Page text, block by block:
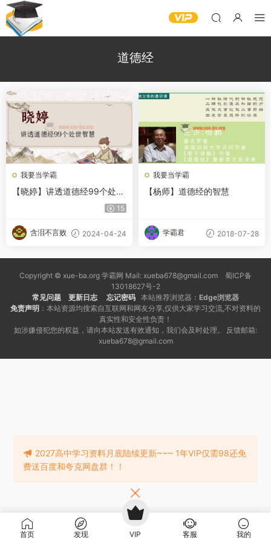
道德经
我要当学霸
【晓婷】讲透道德经99个处世
15
含泪不言败 2024-04-24
我要当学霸
【杨师】道德经的智慧
学霸君 2018-07-28
Copyright © xue-ba.org 学霸网 Mail: xueba678@gmail.com 蜀ICP备
13018627号-2
常见问题
更新日志 忘记密码 本站推荐浏览器： Edge浏览器
免责声明 ：本站资源均搜索自互联网和网友分享,仅供大家学习交流,不对资料的
真实性和安全性负责！
如涉嫌侵犯您的权益，请向本站发送有效通知，我们会及时处理。 反馈邮箱:
xueba678@gmail.com
首页 发现 VIP 客服 我的
2027高中学习资料月底陆续更新~~~ 1年VIP仅需98还免
费送百度和夸克网盘群！！